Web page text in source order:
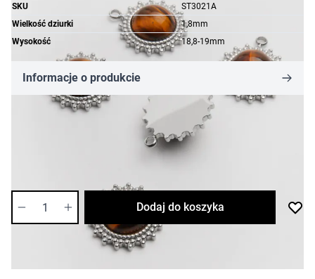
SKU
ST3021A
Wielkość dziurki
1,8mm
Wysokość
18,8-19mm
Informacje o produkcie
13,27 zł
Dodaj do koszyka